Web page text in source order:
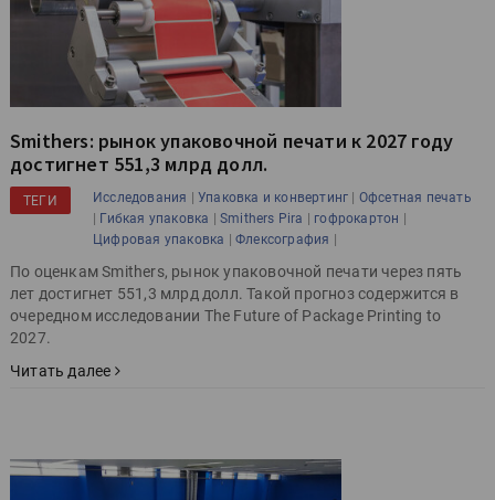
Smithers: рынок упаковочной печати к 2027 году
достигнет 551,3 млрд долл.
ТЕГИ Исследования |Упаковка и конвертинг | Офсетная печать
| Гибкая упаковка |Smithers Pira | гофрокартон |
Цифровая упаковка |Флексография |
По оценкам Smithers, рынок упаковочной печати через пять
лет достигнет 551,3 млрд долл. Такой прогноз содержится в
очередном исследовании The Future of Package Printing to
2027.
Читать далее